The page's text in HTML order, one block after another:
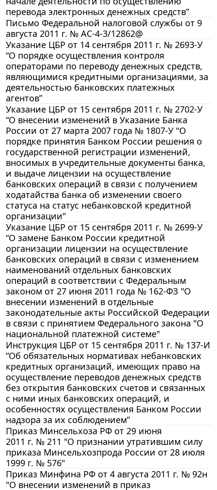
перевода электронных денежных средств”
Письмо Федеральной налоговой службы от 9
августа 2011 г. № АС-4-3/12862@
Указание ЦБР от 14 сентября 2011 г. № 2693-У
“О порядке осуществления контроля
операторами по переводу денежных средств,
являющимися кредитными организациями, за
деятельностью банковских платежных
агентов”
Указание ЦБР от 15 сентября 2011 г. № 2702-У
“О внесении изменений в Указание Банка
России от 27 марта 2007 года № 1807-У "О
порядке принятия Банком России решения о
государственной регистрации изменений,
вносимых в учредительные документы банка,
и выдаче лицензии на осуществление
банковских операций в связи с получением
ходатайства банка об изменении своего
статуса на статус небанковской кредитной
организации"
Указание ЦБР от 15 сентября 2011 г. № 2699-У
“О замене Банком России кредитной
организации лицензии на осуществление
банковских операций в связи с изменением
наименований отдельных банковских
операций в соответствии с Федеральным
законом от 27 июня 2011 года № 162-ФЗ "О
внесении изменений в отдельные
законодательные акты Российской Федерации
в связи с принятием Федерального закона "О
национальной платежной системе"
Инструкция ЦБР от 15 сентября 2011 г. № 137-И
“Об обязательных нормативах небанковских
кредитных организаций, имеющих право на
осуществление переводов денежных средств
без открытия банковских счетов и связанных
с ними иных банковских операций, и
особенностях осуществления Банком России
надзора за их соблюдением”
Приказ Минсельхоза РФ от 29 июня
2011 г. № 211 "О признании утратившим силу
приказа Минсельхозпрода России от 28 июля
1999 г. № 576"
Приказ Минфина РФ от 4 августа 2011 г. № 92н
"О внесении изменений в приказ